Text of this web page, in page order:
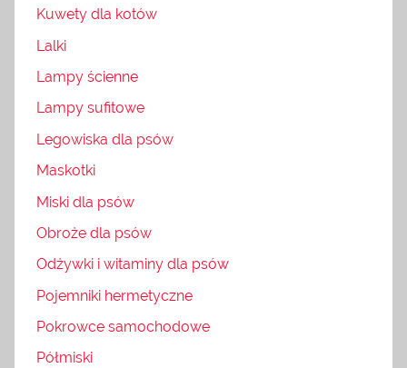
Kuwety dla kotów
Lalki
Lampy ścienne
Lampy sufitowe
Legowiska dla psów
Maskotki
Miski dla psów
Obroże dla psów
Odżywki i witaminy dla psów
Pojemniki hermetyczne
Pokrowce samochodowe
Półmiski